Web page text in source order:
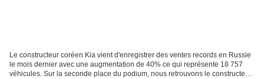
Le constructeur coréen Kia vient d'enregistrer des ventes records en Russie
le mois dernier avec une augmentation de 40% ce qui représente 18 757
véhicules. Sur la seconde place du podium, nous retrouvons le constructeur